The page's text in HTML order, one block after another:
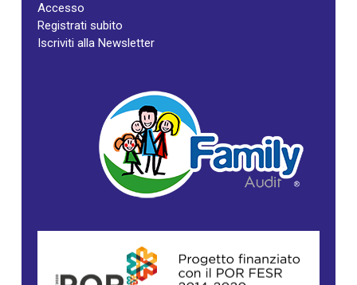
Accesso
Registrati subito
Iscriviti alla Newsletter